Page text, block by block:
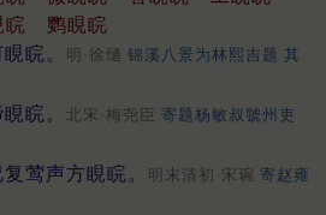
睆
鹦睍睆
睆。
明·徐熥 锦溪八景为林熙吉题 其
睆。 北宋·梅尧臣 寄题杨敏叔虢州吏
莺声方睍睆。 明末清初·宋琬 寄赵雍